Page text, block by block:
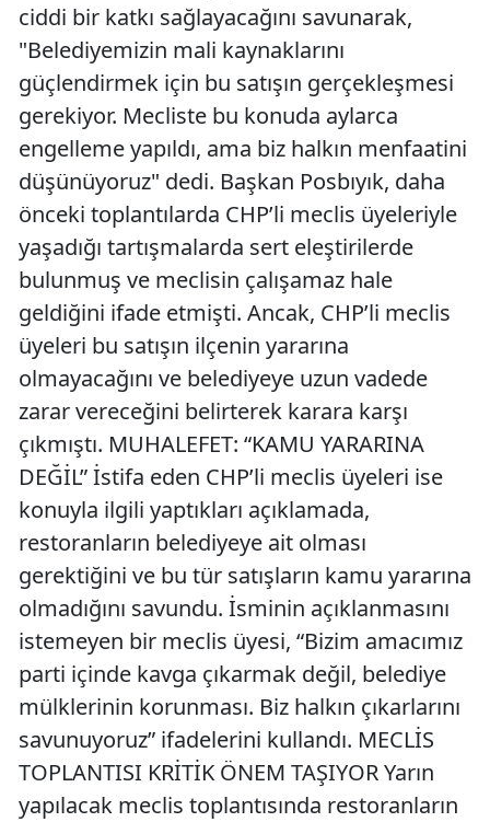
ciddi bir katkı sağlayacağını savunarak,
"Belediyemizin mali kaynaklarını
güçlendirmek için bu satışın gerçekleşmesi
gerekiyor. Mecliste bu konuda aylarca
engelleme yapıldı, ama biz halkın menfaatini
düşünüyoruz" dedi. Başkan Posbıyık, daha
önceki toplantılarda CHP’li meclis üyeleriyle
yaşadığı tartışmalarda sert eleştirilerde
bulunmuş ve meclisin çalışamaz hale
geldiğini ifade etmişti. Ancak, CHP’li meclis
üyeleri bu satışın ilçenin yararına
olmayacağını ve belediyeye uzun vadede
zarar vereceğini belirterek karara karşı
çıkmıştı. MUHALEFET: “KAMU YARARINA
DEĞİL” İstifa eden CHP’li meclis üyeleri ise
konuyla ilgili yaptıkları açıklamada,
restoranların belediyeye ait olması
gerektiğini ve bu tür satışların kamu yararına
olmadığını savundu. İsminin açıklanmasını
istemeyen bir meclis üyesi, “Bizim amacımız
parti içinde kavga çıkarmak değil, belediye
mülklerinin korunması. Biz halkın çıkarlarını
savunuyoruz” ifadelerini kullandı. MECLİS
TOPLANTISI KRİTİK ÖNEM TAŞIYOR Yarın
yapılacak meclis toplantısında restoranların